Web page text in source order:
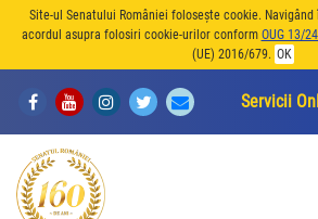
Site-ul Senatului României folosește cookie.
acordul asupra folosiri cookie-urilor conform OUG 13/
(UE) 2016/679. OK
Servicii